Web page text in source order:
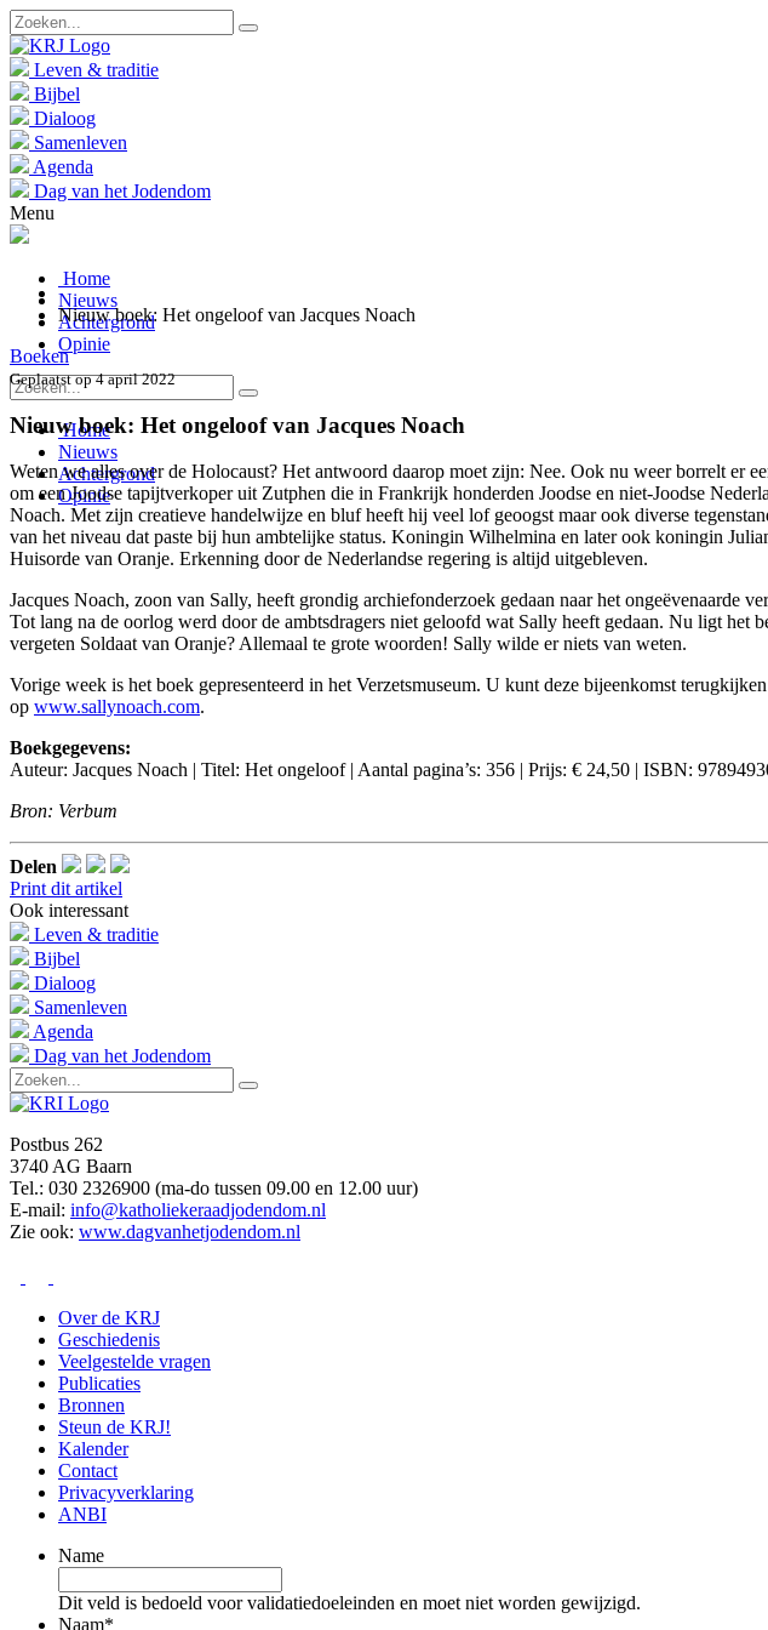
Leven & traditie
Bijbel
Dialoog
Samenleven
Agenda
Dag van het Jodendom
Menu
Home
Nieuws
Achtergrond
Opinie
Home
Nieuws
Achtergrond
Opinie
Nieuw boek: Het ongeloof van Jacques Noach
Boeken
Geplaatst op 4 april 2022
Nieuw boek: Het ongeloof van Jacques Noach
Weten we alles over de Holocaust? Het antwoord daarop moet zijn: Nee. Ook nu weer borrelt er
om een Joodse tapijtverkoper uit Zutphen die in Frankrijk honderden Joodse en niet-Joodse
Noach. Met zijn creatieve handelwijze en bluf heeft hij veel lof geoogst maar ook diverse
van het niveau dat paste bij hun ambtelijke status. Koningin Wilhelmina en later ook koningin
Huisorde van Oranje. Erkenning door de Nederlandse regering is altijd uitgebleven.
Jacques Noach, zoon van Sally, heeft grondig archiefonderzoek gedaan naar het ongeëvenaarde
Tot lang na de oorlog werd door de ambtsdragers niet geloofd wat Sally heeft gedaan. Nu ligt het
vergeten Soldaat van Oranje? Allemaal te grote woorden! Sally wilde er niets van weten.
Vorige week is het boek gepresenteerd in het Verzetsmuseum. U kunt deze bijeenkomst
op www.sallynoach.com.
Boekgegevens:
Auteur: Jacques Noach | Titel: Het ongeloof | Aantal pagina’s: 356 | Prijs: € 24,50 | ISBN:
Bron: Verbum
Delen
Print dit artikel
Ook interessant
Leven & traditie
Bijbel
Dialoog
Samenleven
Agenda
Dag van het Jodendom
Postbus 262
3740 AG Baarn
Tel.: 030 2326900 (ma-do tussen 09.00 en 12.00 uur)
E-mail: info@katholiekeraadjodendom.nl
Zie ook: www.dagvanhetjodendom.nl
Over de KRJ
Geschiedenis
Veelgestelde vragen
Publicaties
Bronnen
Steun de KRJ!
Kalender
Contact
Privacyverklaring
ANBI
Name
Dit veld is bedoeld voor validatiedoeleinden en moet niet worden gewijzigd.
Naam*